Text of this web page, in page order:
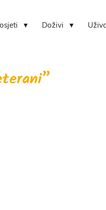
Doživi